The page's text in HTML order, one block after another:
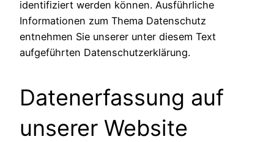
identifiziert werden können. Ausführliche
Informationen zum Thema Datenschutz
entnehmen Sie unserer unter diesem Text
aufgeführten Datenschutzerklärung.
Datenerfassung auf
unserer Website